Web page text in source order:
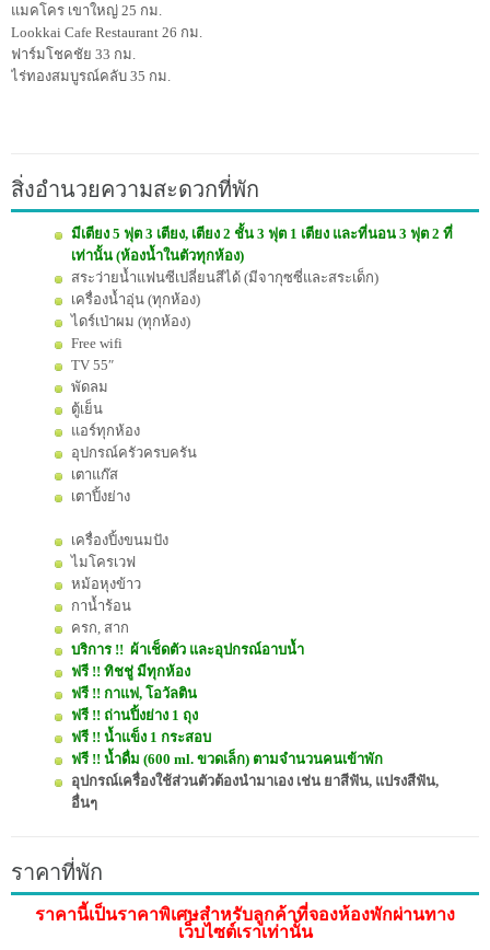
แมคโคร เขาใหญ่ 25 กม.
Lookkai Cafe Restaurant 26 กม.
ฟาร์มโชคชัย 33 กม.
ไร่ทองสมบูรณ์คลับ 35 กม.
สิ่งอำนวยความสะดวกที่พัก
มีเตียง 5 ฟุต 3 เตียง, เตียง 2 ชั้น 3 ฟุต 1 เตียง และที่นอน 3 ฟุต 2 ที่
เท่านั้น (ห้องน้ำในตัวทุกห้อง)
สระว่ายน้ำแฟนซีเปลี่ยนสีได้ (มีจากุซซี่และสระเด็ก)
เครื่องน้ำอุ่น (ทุกห้อง)
ไดร์เป่าผม (ทุกห้อง)
Free wifi
TV 55″
พัดลม
ตู้เย็น
แอร์ทุกห้อง
อุปกรณ์ครัวครบครัน
เตาแก๊ส
เตาปิ้งย่าง
เครื่องปิ้งขนมปัง
ไมโครเวฟ
หม้อหุงข้าว
กาน้ำร้อน
ครก, สาก
บริการ !! ผ้าเช็ดตัว และอุปกรณ์อาบน้ำ
ฟรี !! ทิชชู่ มีทุกห้อง
ฟรี !! กาแฟ, โอวัลติน
ฟรี !! ถ่านปิ้งย่าง 1 ถุง
ฟรี !! น้ำแข็ง 1 กระสอบ
ฟรี !! น้ำดื่ม (600 ml. ขวดเล็ก) ตามจำนวนคนเข้าพัก
อุปกรณ์เครื่องใช้ส่วนตัวต้องนำมาเอง เช่น ยาสีฟัน, แปรงสีฟัน,
อื่นๆ
ราคาที่พัก
ราคานี้เป็นราคาพิเศษสำหรับลูกค้าที่จองห้องพักผ่านทาง
เว็บไซต์เราเท่านั้น